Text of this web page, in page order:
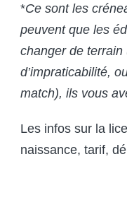
*Ce sont les
peuvent que les
changer de terrain
d’impraticabilité,
match), ils vous
Les infos sur la
naissance, tarif,